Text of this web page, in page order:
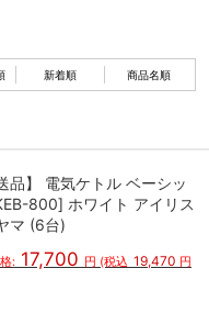
新着順 商品名順
品】 電気ケトル ベーシッ
800] ホワイト アイリス
マ (6台)
: 17,700 円 (税込 19,470 円